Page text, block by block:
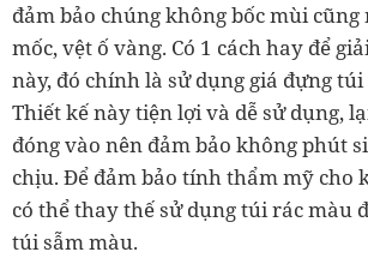
đảm bảo chúng không bốc mùi
mốc, vệt ố vàng. Có 1 cách hay để
này, đó chính là sử dụng giá đựng
Thiết kế này tiện lợi và dễ sử dụng,
đóng vào nên đảm bảo không phút
chịu. Để đảm bảo tính thẩm mỹ cho
có thể thay thế sử dụng túi rác màu
túi sẫm màu.